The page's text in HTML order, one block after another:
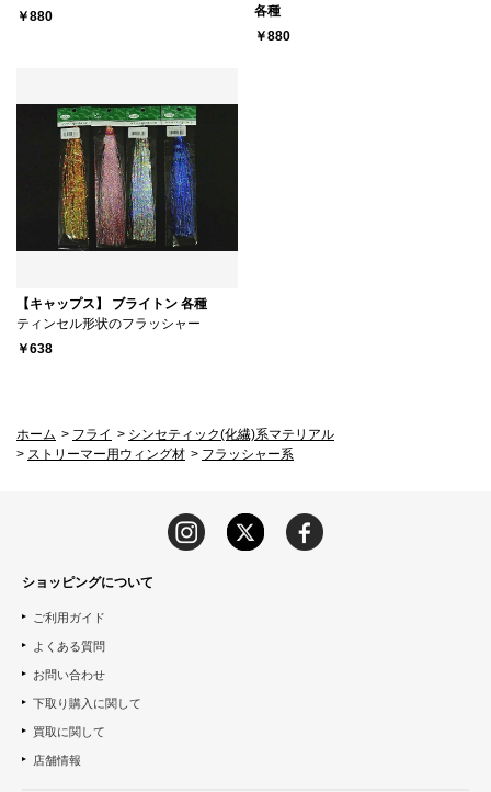
￥880
各種
￥880
【キャップス】 ブライトン 各種
ティンセル形状のフラッシャー
￥638
ホーム > フライ > シンセティック(化繊)系マテリアル
> ストリーマー用ウィング材 > フラッシャー系
ショッピングについて
ご利用ガイド
よくある質問
お問い合わせ
下取り購入に関して
買取に関して
店舗情報